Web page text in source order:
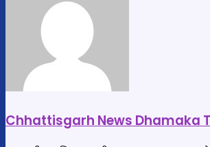
Chhattisgarh News Dhamaka